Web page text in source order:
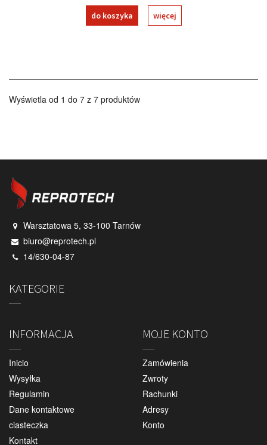
do koszyka więcej
Wyświetla od 1 do 7 z 7 produktów
Warsztatowa 5, 33-100 Tarnów
biuro@reprotech.pl
14/630-04-87
KATEGORIE
INFORMACJA
Inicio
Wysyłka
Regulamin
Dane kontaktowe
ciasteczka
Kontakt
MOJE KONTO
Zamówienia
Zwroty
Rachunki
Adresy
Konto